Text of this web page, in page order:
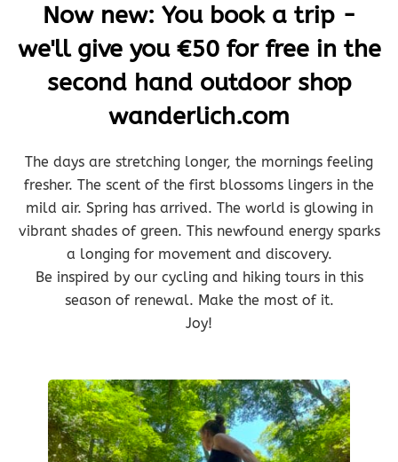
Now new: You book a trip -
we'll give you €50 for free in the
second hand outdoor shop
wanderlich.com
The days are stretching longer, the mornings feeling
fresher. The scent of the first blossoms lingers in the
mild air. Spring has arrived. The world is glowing in
vibrant shades of green. This newfound energy sparks
a longing for movement and discovery.
Be inspired by our cycling and hiking tours in this
season of renewal. Make the most of it.
Joy!